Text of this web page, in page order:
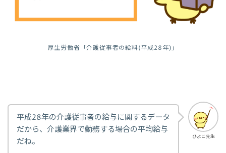
厚生労働省「介護従事者の給料(平成28年)」
ひよこ先生
平成28年の介護従事者の給与に関するデータ
だから、介護業界で勤務する場合の平均給与
だね。